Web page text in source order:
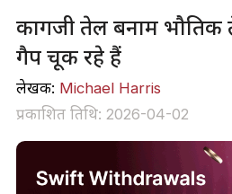
कागजी तेल बनाम भौतिक
गैप चूक रहे हैं
लेखक: Michael Harris
प्रकाशित तिथि: 2026-04-02